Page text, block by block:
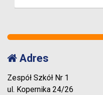
Adres
Zespół Szkół Nr 1
ul. Kopernika 24/26